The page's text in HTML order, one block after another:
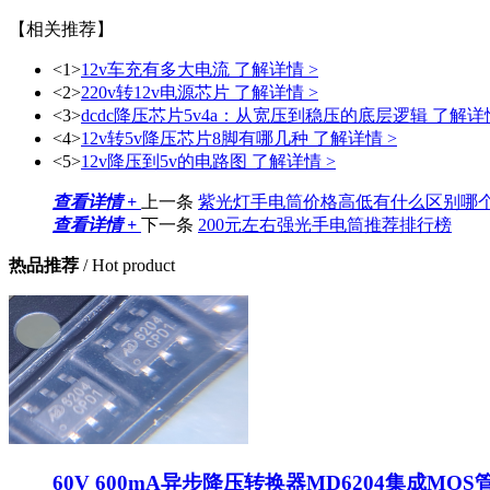
【相关推荐】
<1>12v车充有多大电流 了解详情 >
<2>220v转12v电源芯片 了解详情 >
<3>dcdc降压芯片5v4a：从宽压到稳压的底层逻辑 了解详
<4>12v转5v降压芯片8脚有哪几种 了解详情 >
<5>12v降压到5v的电路图 了解详情 >
查看详情 + 上一条 紫光灯手电筒价格高低有什么区别哪
查看详情 + 下一条 200元左右强光手电筒推荐排行榜
热品推荐 / Hot product
60V 600mA异步降压转换器MD6204集成MOS